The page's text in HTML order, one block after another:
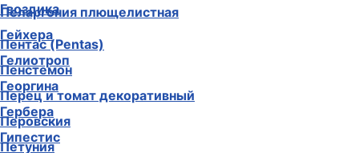
Гвоздика
Гейхера
Гелиотроп
Георгина
Гербера
Гипестис
Пеларгония плющелистная
Пентас (Pentas)
Пенстемон
Перец и томат декоративный
Перовския
Петуния